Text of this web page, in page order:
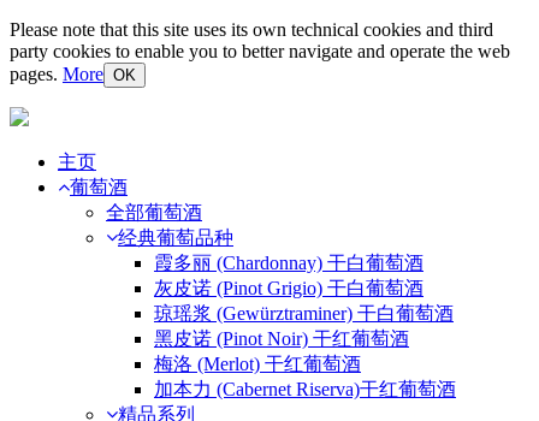
Please note that this site uses its own technical cookies and third
party cookies to enable you to better navigate and operate the web
pages. More OK
主页
葡萄酒
全部葡萄酒
经典葡萄品种
霞多丽 (Chardonnay) 干白葡萄酒
灰皮诺 (Pinot Grigio) 干白葡萄酒
琼瑶浆 (Gewürztraminer) 干白葡萄酒
黑皮诺 (Pinot Noir) 干红葡萄酒
梅洛 (Merlot) 干红葡萄酒
加本力 (Cabernet Riserva)干红葡萄酒
精品系列